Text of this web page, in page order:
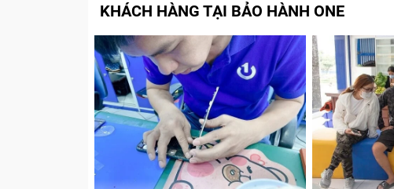
Một trong những điểm thu hút nhất của dòng
máy. Các phím trên bàn phím được nhà sản
siêu mỏng, siêu nhẹ cho máy.
Tuy nhiên, trong quá trình sử dụng không cẩn
hỏng và khiến người dùng cảm thấy bắt
GU502 của mình xuất hiện các dấu hiệu sau
M GU502 nhé:
KHÁCH HÀNG TẠI BẢO HÀNH ONE